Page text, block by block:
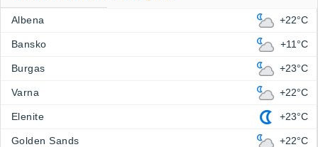
Albena +22°C
Bansko +11°C
Burgas +23°C
Varna +22°C
Elenite +23°C
Golden Sands +22°C